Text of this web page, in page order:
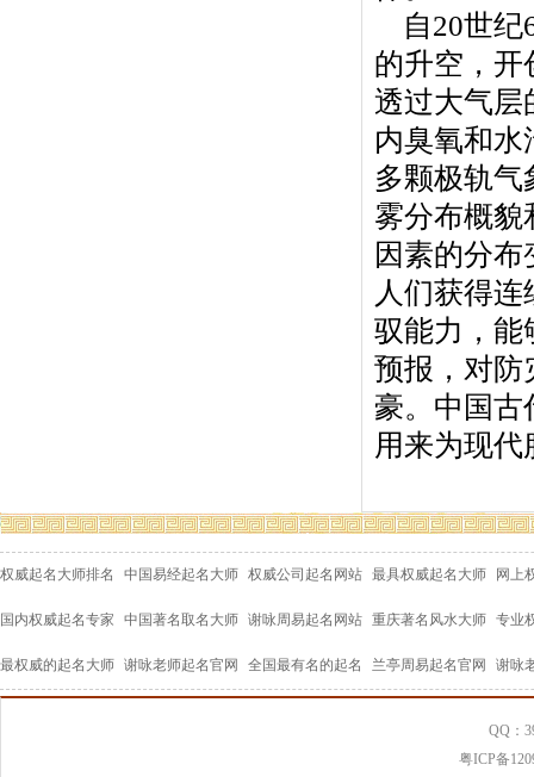
自20世纪
的升空，开
透过大气层
内臭氧和水
多颗极轨
雾分布概貌
因素的分
人们获得
驭能力，能
预报，对防
豪。中国古
用来为现代
权威起名大师排名 中国易经起名大师 权威公司起名网站 最具权威起名大师 网上
国内权威起名专家 中国著名取名大师 谢咏周易起名网站 重庆著名风水大师 专业
最权威的起名大师 谢咏老师起名官网 全国最有名的起名 兰亭周易起名官网 谢咏
QQ：
粤ICP备